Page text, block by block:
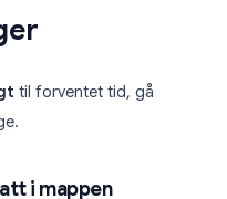
til forventet tid, gå
i mappen